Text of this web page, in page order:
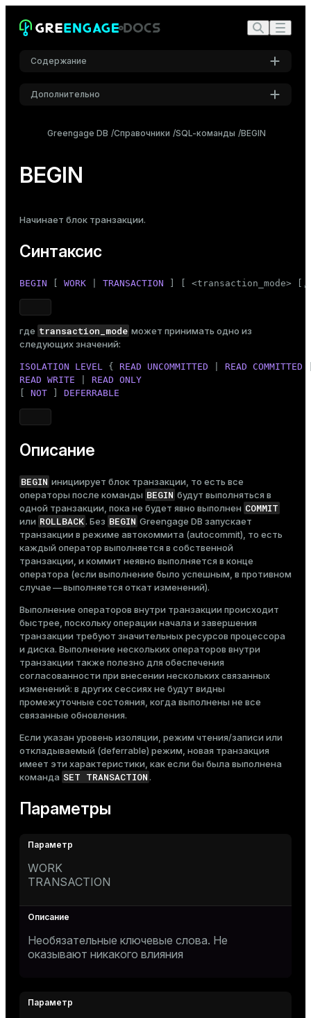
Содержание
Синтаксис
Примечания
Совместимость
См. также
Дополнительно
Roboto Mono
Средний
Темная
Greengage DB Справочники SQL-команды BEGIN
BEGIN
Начинает блок транзакции.
Синтаксис
BEGIN WORK TRANSACTION ] [
где transaction_mode может принимать одно из
следующих значений:
ISOLATION LEVEL { READ UNCOMMITTED READ COMMITTED
READ WRITE READ ONLY
NOT DEFERRABLE
Описание
BEGIN инициирует блок транзакции, то есть все
операторы после команды BEGIN будут выполняться в
одной транзакции, пока не будет явно выполнен COMMIT
или ROLLBACK. Без BEGIN Greengage DB запускает
транзакции в режиме автокоммита (autocommit), то есть
каждый оператор выполняется в собственной
транзакции, и коммит неявно выполняется в конце
оператора (если выполнение было успешным, в противном
случае — выполняется откат изменений).
Выполнение операторов внутри транзакции происходит
быстрее, поскольку операции начала и завершения
транзакции требуют значительных ресурсов процессора
и диска. Выполнение нескольких операторов внутри
транзакции также полезно для обеспечения
согласованности при внесении нескольких связанных
изменений: в других сессиях не будут видны
промежуточные состояния, когда выполнены не все
связанные обновления.
Если указан уровень изоляции, режим чтения/записи или
откладываемый (deferrable) режим, новая транзакция
имеет эти характеристики, как если бы была выполнена
команда SET TRANSACTION.
Параметры
WORK
TRANSACTION
Необязательные ключевые слова. Не
оказывают никакого влияния